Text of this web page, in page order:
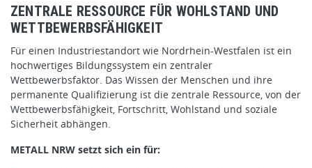
ZENTRALE RESSOURCE FÜR WOHLSTAND UND
WETTBEWERBSFÄHIGKEIT
Für einen Industriestandort wie Nordrhein-Westfalen ist ein
hochwertiges Bildungssystem ein zentraler
Wettbewerbsfaktor. Das Wissen der Menschen und ihre
permanente Qualifizierung ist die zentrale Ressource, von der
Wettbewerbsfähigkeit, Fortschritt, Wohlstand und soziale
Sicherheit abhängen.
METALL NRW setzt sich ein für: